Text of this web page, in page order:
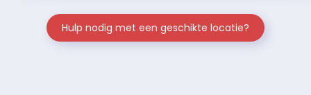
Hulp nodig met een geschikte locatie?